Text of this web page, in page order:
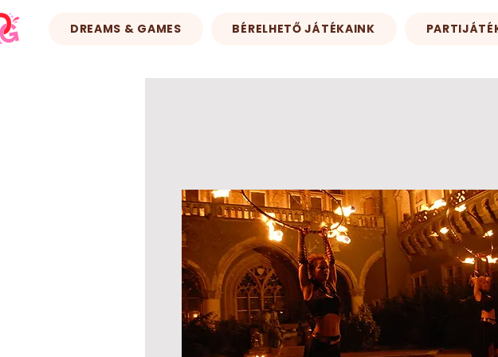
DREAMS & GAMES BÉRELHETŐ JÁTÉKAINK